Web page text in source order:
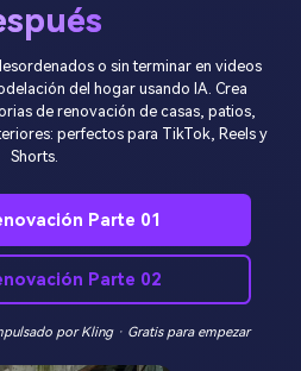
o sin terminar en videos
del hogar usando IA. Crea
de renovación de casas, patios,
perfectos para TikTok, Reels y
Shorts.
Parte 01
Parte 02
por Kling · Gratis para empezar